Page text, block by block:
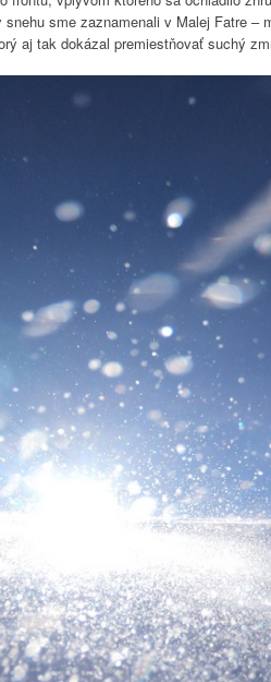
sme zaznamenali v Malej Fatre
aj tak dokázal premiestňovať suchý